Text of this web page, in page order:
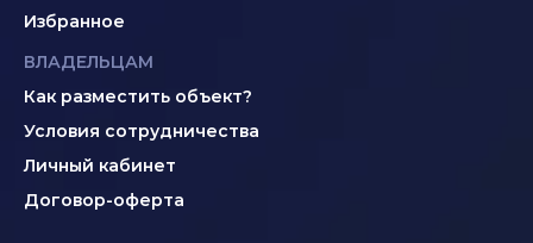
Избранное
ВЛАДЕЛЬЦАМ
Как разместить объект?
Условия сотрудничества
Личный кабинет
Договор-оферта